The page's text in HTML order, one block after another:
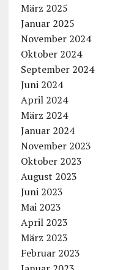
März 2025
Januar 2025
November 2024
Oktober 2024
September 2024
Juni 2024
April 2024
März 2024
Januar 2024
November 2023
Oktober 2023
August 2023
Juni 2023
Mai 2023
April 2023
März 2023
Februar 2023